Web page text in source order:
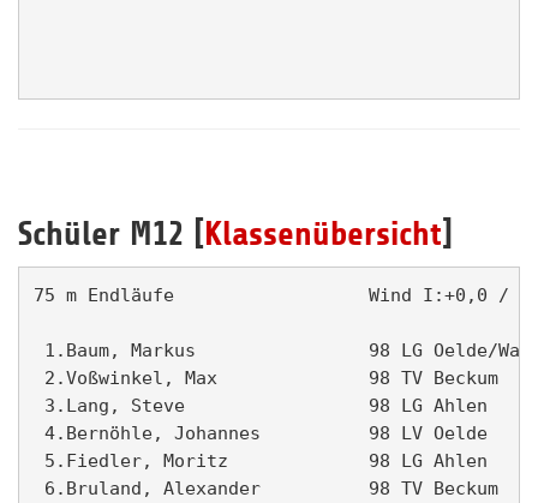
Schüler M12 [Klassenübersicht]
75 m Endläufe                  Wind I:+0,0 /
1.Baum, Markus                98 LG
2.Voßwinkel, Max              98 TV
3.Lang, Steve                 98 LG
4.Bernöhle, Johannes          98 LV
5.Fiedler, Moritz             98 LG
6.Bruland, Alexander          98 TV